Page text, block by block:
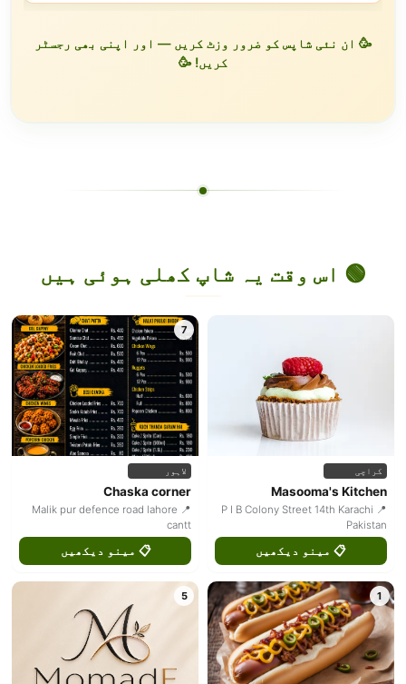
🥳 ان نئی شاپس کو ضرور وزٹ کریں — اور اپنی بھی رجسٹر
کریں! 🥳
🟢 اس وقت یہ شاپ کھلی ہوئی ہیں
کراچی
Masooma's Kitchen
📍 P I B Colony Street 14th Karachi
Pakistan
📋 مینو دیکھیں
7
لاہور
Chaska corner
📍 Malik pur defence road lahore
cantt
📋 مینو دیکھیں
1
5